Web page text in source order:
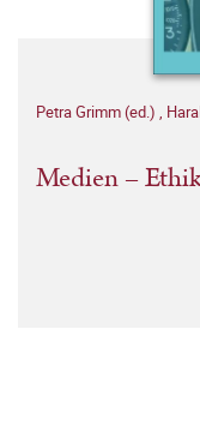
Petra Grimm (ed.) ,
Medien –